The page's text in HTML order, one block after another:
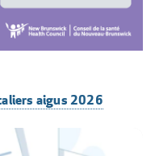
aigus 2026